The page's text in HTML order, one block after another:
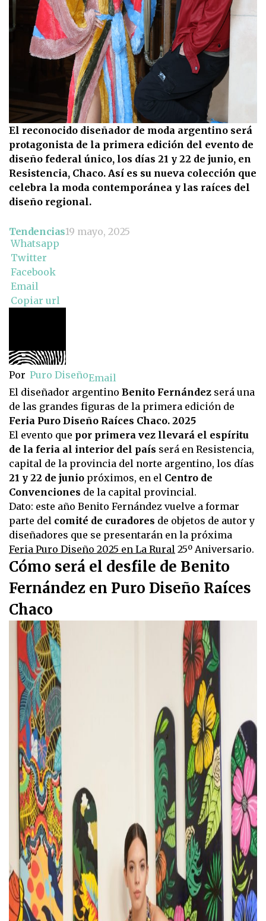
El reconocido diseñador de moda argentino será
protagonista de la primera edición del evento de
diseño federal único, los días 21 y 22 de junio, en
Resistencia, Chaco. Así es su nueva colección que
celebra la moda contemporánea y las raíces del
diseño regional.
Tendencias19 mayo, 2025
Whatsapp
Twitter
Facebook
Email
Copiar url
Por Puro DiseñoEmail
El diseñador argentino Benito Fernández será una
de las grandes figuras de la primera edición de
Feria Puro Diseño Raíces Chaco. 2025
El evento que por primera vez llevará el espíritu
de la feria al interior del país será en Resistencia,
capital de la provincia del norte argentino, los días
21 y 22 de junio próximos, en el Centro de
Convenciones de la capital provincial.
Dato: este año Benito Fernández vuelve a formar
parte del comité de curadores de objetos de autor y
diseñadores que se presentarán en la próxima
Feria Puro Diseño 2025 en La Rural 25º Aniversario.
Cómo será el desfile de Benito
Fernández en Puro Diseño Raíces
Chaco